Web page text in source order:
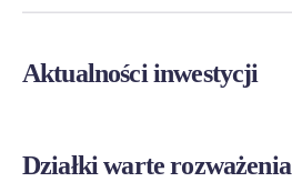
Aktualności inwestycji
Działki warte rozważenia